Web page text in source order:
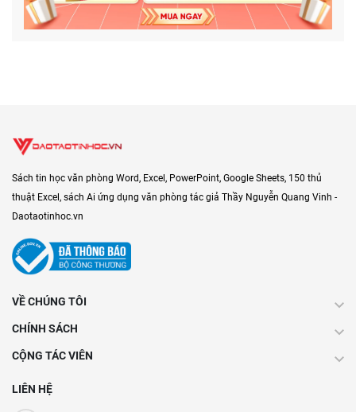
Sách tin học văn phòng Word, Excel, PowerPoint, Google Sheets, 150 thủ
thuật Excel, sách Ai ứng dụng văn phòng tác giả Thầy Nguyễn Quang Vinh -
Daotaotinhoc.vn
VỀ CHÚNG TÔI
CHÍNH SÁCH
CỘNG TÁC VIÊN
LIÊN HỆ